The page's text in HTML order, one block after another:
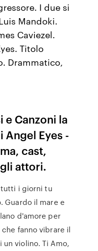
I due si
Mandoki.
Caviezel.
Titolo
Drammatico,
e Canzoni la
Eyes -
cast,
attori.
tutti i giorni tu
Guardo il mare e
d'amore per
fanno vibrare il
violino. Ti Amo,